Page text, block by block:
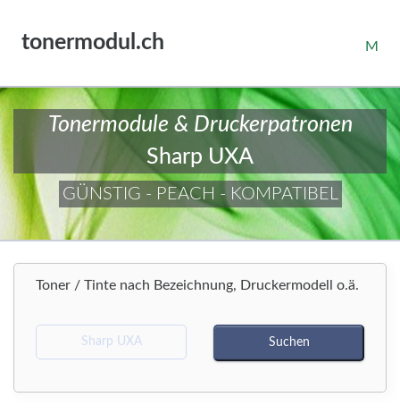
tonermodul.ch M
Tonermodule & Druckerpatronen
Sharp UXA
GÜNSTIG - PEACH - KOMPATIBEL
Toner / Tinte nach Bezeichnung, Druckermodell o.ä.